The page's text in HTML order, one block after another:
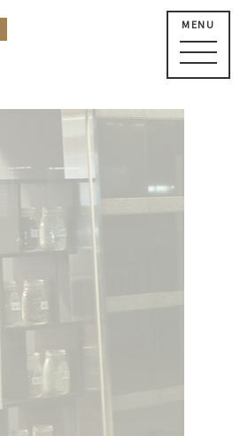
MENU